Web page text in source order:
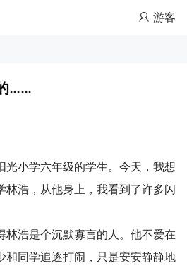
游客
……
光小学六年级的学生。今天，我想
林浩，从他身上，我看到了许多闪
林浩是个沉默寡言的人。他不爱在
和同学追逐打闹，只是安安静静地